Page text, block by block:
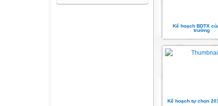
Kế hoạch BDTX
trường
Kế hoạch tự chọn